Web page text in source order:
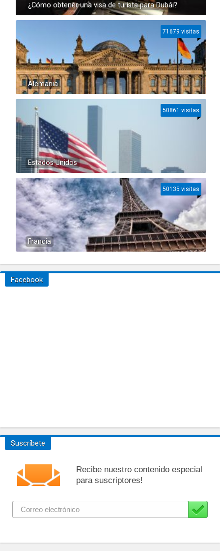
¿Cómo obtener una visa de turista para Dubái?
Alemania
71679 visitas
Estados Unidos
50861 visitas
Francia
50135 visitas
Facebook
Suscríbete
Recibe nuestro contenido especial
para suscriptores!